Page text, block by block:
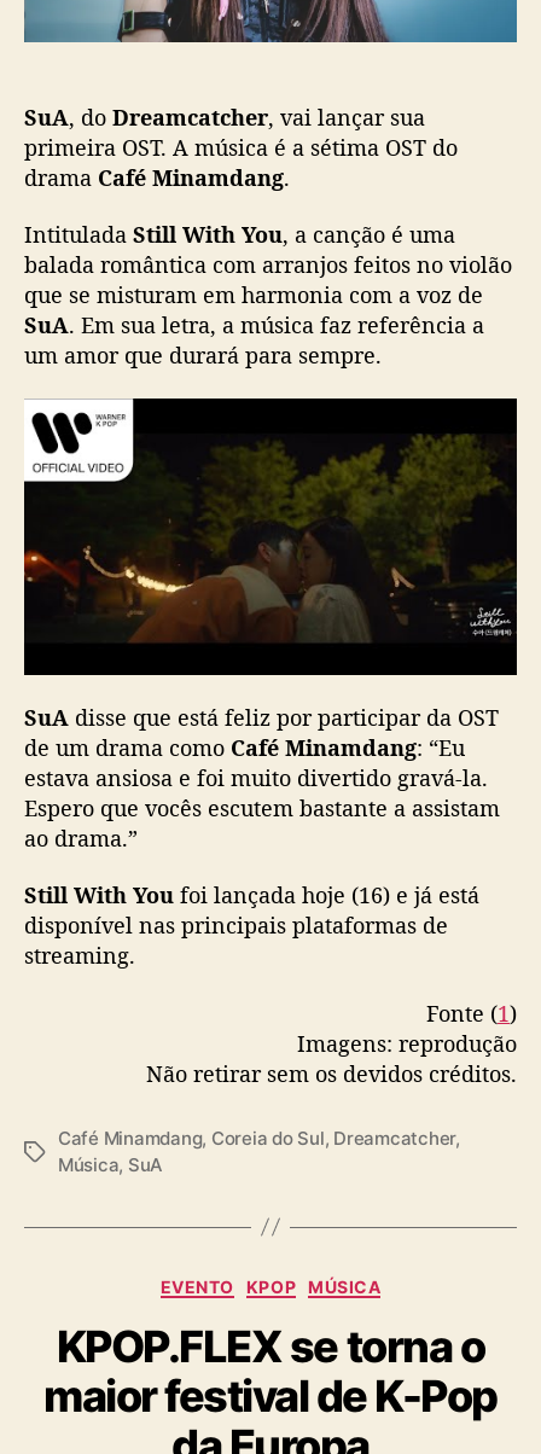
ã
a
t
e
r
n
ç
a
O
S
r
a
“
i
a
m
d
a
”
SuA, do Dreamcatcher, vai lançar sua
primeira OST. A música é a sétima OST do
drama Café Minamdang.
Intitulada Still With You, a canção é uma
balada romântica com arranjos feitos no violão
que se misturam em harmonia com a voz de
SuA. Em sua letra, a música faz referência a
um amor que durará para sempre.
SuA disse que está feliz por participar da OST
de um drama como Café Minamdang: “Eu
estava ansiosa e foi muito divertido gravá-la.
Espero que vocês escutem bastante a assistam
ao drama.”
Still With You foi lançada hoje (16) e já está
disponível nas principais plataformas de
streaming.
Fonte (1)
Imagens: reprodução
Não retirar sem os devidos créditos.
T
s
Café Minamdang, Coreia do Sul, Dreamcatcher,
Música, SuA
C
t
e
g
o
r
EVENTO KPOP MÚSICA
KPOP.FLEX se torna o
maior festival de K-Pop